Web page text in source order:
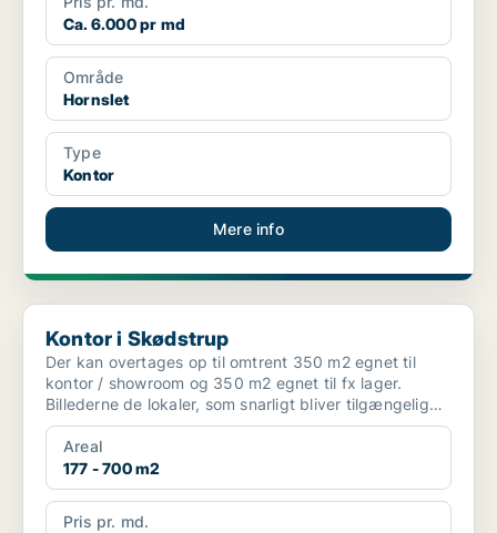
Ca. 6.000 pr md
Område
Hornslet
Type
Kontor
Mere info
Kontor i Skødstrup
Kontor i Skødstrup
Der kan overtages op til omtrent 350 m2 egnet til
kontor / showroom og 350 m2 egnet til fx lager.
Billederne de lokaler, som snarligt bliver tilgængelige
sam...
Areal
177 - 700 m2
Pris pr. md.